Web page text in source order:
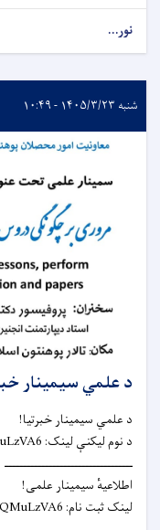
نور...
شنبه ۱۴۰۵/۳/۲۳ - ۱۰:۴۹
د علمي سیمینار
د علمي سیمینار خبرتیا!
د نوم لیکنې لینک: https://forms.gle/DbA6sverxQMuLzVA6
ـــــــــــــــــــــــــــــــــــ
اطلاعیهٔ سیمینار علمی!
لینک ثبت نام: https://forms.gle/DbA6sverxQMuLzVA6 . . .